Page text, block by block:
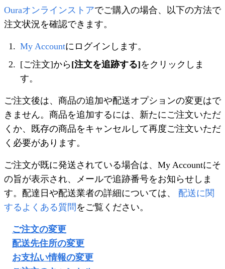
Ouraオンラインストアでご購入の場合、以下の方法で
注文状況を確認できます。
My Accountにログインします。
[ご注文]から[注文を追跡する]をクリックしま
す。
ご注文後は、商品の追加や配送オプションの変更はで
きません。商品を追加するには、新たにご注文いただ
くか、既存の商品をキャンセルして再度ご注文いただ
く必要があります。
ご注文が既に発送されている場合は、My Accountにそ
の旨が表示され、メールで追跡番号をお知らせしま
す。 配達日や配送業者の詳細については、 配送に関
するよくある質問 をご覧ください。
ご注文の変更
配送先住所の変更
お支払い情報の変更